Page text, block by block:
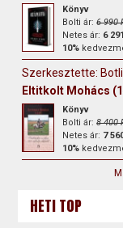
Könyv
Bolti ár:6 990
Netes ár: 6
10%
Szerkesztette:
Eltitkolt Mohács
Könyv
Bolti ár:8 400
Netes ár: 7
10%
HETI TOP